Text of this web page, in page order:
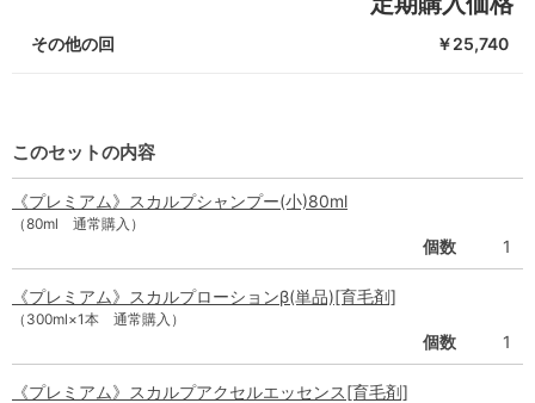
その他の回 ￥25,740
このセットの内容
《プレミアム》スカルプシャンプー(小)80ml
（80ml 通常購入）
個数 1
《プレミアム》スカルプローションβ(単品)[育毛剤]
（300ml×1本 通常購入）
個数 1
《プレミアム》スカルプアクセルエッセンス[育毛剤]